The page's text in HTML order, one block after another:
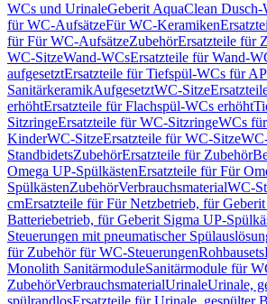
WCs und UrinaleGeberit AquaClean Dusch-
für WC-AufsätzeFür WC-Keramiken
für Für WC-AufsätzeZubehörErsatzteile für
WC-SitzeWand-WCsErsatzteile für Wand-
aufgesetztErsatzteile für Tiefspül-WCs für
SanitärkeramikAufgesetztWC-Sitze
erhöhtErsatzteile für Flachspül-WCs erhöht
SitzringeErsatzteile für WC-SitzringeWCs
KinderWC-SitzeErsatzteile für WC-Sitze
StandbidetsZubehörErsatzteile für Zubehör
Omega UP-SpülkästenErsatzteile für Für
SpülkästenZubehörVerbrauchsmaterialWC-
cmErsatzteile für Für Netzbetrieb, für
Batteriebetrieb, für Geberit Sigma UP-
Steuerungen mit pneumatischer
für Zubehör für WC-SteuerungenRohbausets
Monolith SanitärmoduleSanitärmodule für
ZubehörVerbrauchsmaterialUrinaleUrinale,
spülrandlosErsatzteile für Urinale, gespülter